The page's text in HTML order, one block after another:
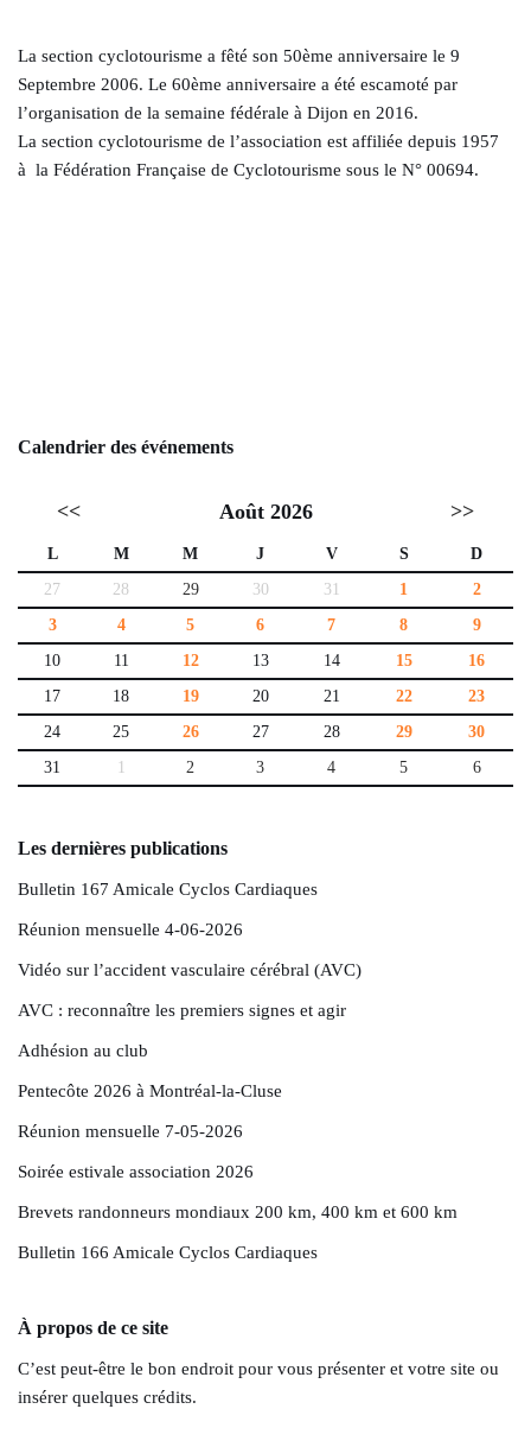
La section cyclotourisme a fêté son 50ème anniversaire le 9
Septembre 2006. Le 60ème anniversaire a été escamoté par
l’organisation de la semaine fédérale à Dijon en 2016.
La section cyclotourisme de l’association est affiliée depuis 1957
à la Fédération Française de Cyclotourisme sous le N° 00694.
Calendrier des événements
<< Août 2026 >>
L M M J V S
D
27
28 29 30 31 1
2
3
4 5 6 7 8
9
10
11 12 13 14 15
16
17
18 19 20 21 22
23
24
25 26 27 28 29
30
31
1 2 3 4 5 6
Les dernières publications
Bulletin 167 Amicale Cyclos Cardiaques
Réunion mensuelle 4-06-2026
Vidéo sur l’accident vasculaire cérébral (AVC)
AVC : reconnaître les premiers signes et agir
Adhésion au club
Pentecôte 2026 à Montréal-la-Cluse
Réunion mensuelle 7-05-2026
Soirée estivale association 2026
Brevets randonneurs mondiaux 200 km, 400 km et 600 km
Bulletin 166 Amicale Cyclos Cardiaques
À propos de ce site
C’est peut-être le bon endroit pour vous présenter et votre site ou
insérer quelques crédits.